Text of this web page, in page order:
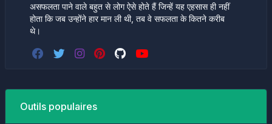
असफलता पाने वाले बहुत से लोग ऐसे होते हैं जिन्हें यह एहसास ही नहीं
होता कि जब उन्होंने हार मान ली थी, तब वे सफलता के कितने करीब
थे।
Outils populaires